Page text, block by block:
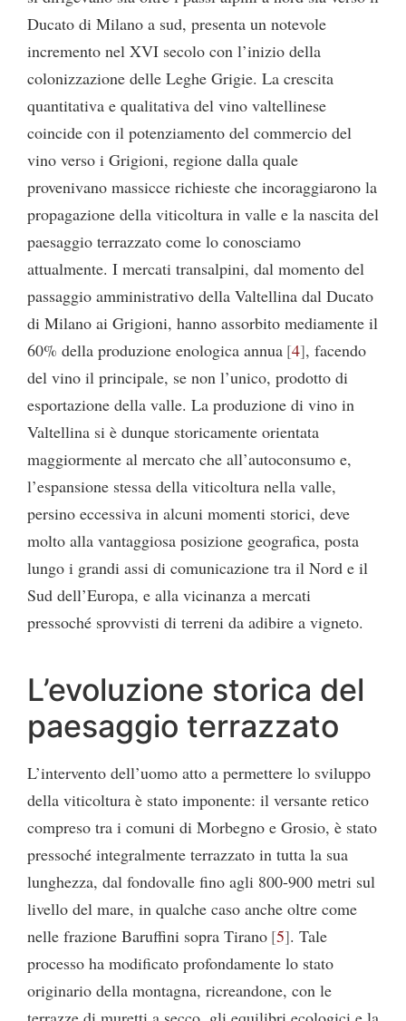
Ducato di Milano a sud, presenta un notevole
incremento nel XVI secolo con l’inizio della
colonizzazione delle Leghe Grigie. La crescita
quantitativa e qualitativa del vino valtellinese
coincide con il potenziamento del commercio del
vino verso i Grigioni, regione dalla quale
provenivano massicce richieste che incoraggiarono la
propagazione della viticoltura in valle e la nascita del
paesaggio terrazzato come lo conosciamo
attualmente. I mercati transalpini, dal momento del
passaggio amministrativo della Valtellina dal Ducato
di Milano ai Grigioni, hanno assorbito mediamente il
60% della produzione enologica annua 4 , facendo
del vino il principale, se non l’unico, prodotto di
esportazione della valle. La produzione di vino in
Valtellina si è dunque storicamente orientata
maggiormente al mercato che all’autoconsumo e,
l’espansione stessa della viticoltura nella valle,
persino eccessiva in alcuni momenti storici, deve
molto alla vantaggiosa posizione geografica, posta
lungo i grandi assi di comunicazione tra il Nord e il
Sud dell’Europa, e alla vicinanza a mercati
pressoché sprovvisti di terreni da adibire a vigneto.
L’evoluzione storica del
paesaggio terrazzato
L’intervento dell’uomo atto a permettere lo sviluppo
della viticoltura è stato imponente: il versante retico
compreso tra i comuni di Morbegno e Grosio, è stato
pressoché integralmente terrazzato in tutta la sua
lunghezza, dal fondovalle fino agli 800-900 metri sul
livello del mare, in qualche caso anche oltre come
nelle frazione Baruffini sopra Tirano 5 . Tale
processo ha modificato profondamente lo stato
originario della montagna, ricreandone, con le